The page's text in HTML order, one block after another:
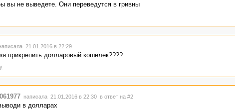
вы не выведете. Они переведутся в гривны
21.01.2016 в 22:29
прикрепить долларовый кошелек????
написала 21.01.2016 в 22:30 в ответ на #2
в долларах